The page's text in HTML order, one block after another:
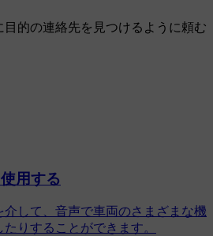
的の連絡先を見つけるように頼む
用する
して、音声で車両のさまざまな機
りすることができます。